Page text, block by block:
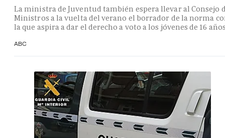
La ministra de Juventud también espera llevar al Consejo
Ministros a la vuelta del verano el borrador de la norma
la que aspira a dar el derecho a voto a los jóvenes de 16
ABC